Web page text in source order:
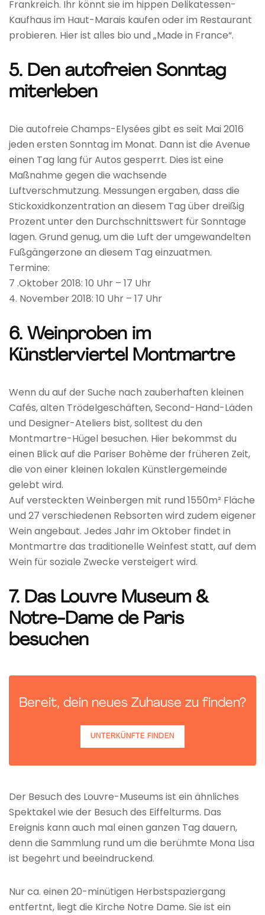
Frankreich. Ihr könnt sie im hippen Delikatessen-
Kaufhaus im Haut-Marais kaufen oder im Restaurant
probieren. Hier ist alles bio und „Made in France“.
5. Den autofreien Sonntag
miterleben
Die autofreie Champs-Elysées gibt es seit Mai 2016
jeden ersten Sonntag im Monat. Dann ist die Avenue
einen Tag lang für Autos gesperrt. Dies ist eine
Maßnahme gegen die wachsende
Luftverschmutzung. Messungen ergaben, dass die
Stickoxidkonzentration an diesem Tag über dreißig
Prozent unter den Durchschnittswert für Sonntage
lagen. Grund genug, um die Luft der umgewandelten
Fußgängerzone an diesem Tag einzuatmen.
Termine:
7 .Oktober 2018: 10 Uhr – 17 Uhr
4. November 2018: 10 Uhr – 17 Uhr
6. Weinproben im
Künstlerviertel Montmartre
Wenn du auf der Suche nach zauberhaften kleinen
Cafés, alten Trödelgeschäften, Second-Hand-Läden
und Designer-Ateliers bist, solltest du den
Montmartre-Hügel besuchen. Hier bekommst du
einen Blick auf die Pariser Bohème der früheren Zeit,
die von einer kleinen lokalen Künstlergemeinde
gelebt wird.
Auf versteckten Weinbergen mit rund 1550m² Fläche
und 27 verschiedenen Rebsorten wird zudem eigener
Wein angebaut. Jedes Jahr im Oktober findet in
Montmartre das traditionelle Weinfest statt, auf dem
Wein für soziale Zwecke versteigert wird.
7. Das Louvre Museum &
Notre-Dame de Paris
besuchen
Bereit, dein neues Zuhause zu finden?
UNTERKÜNFTE FINDEN
Der Besuch des Louvre-Museums ist ein ähnliches
Spektakel wie der Besuch des Eiffelturms. Das
Ereignis kann auch mal einen ganzen Tag dauern,
denn die Sammlung rund um die berühmte Mona Lisa
ist begehrt und beeindruckend.
Nur ca. einen 20-minütigen Herbstspaziergang
entfertnt, liegt die Kirche Notre Dame. Sie ist ein